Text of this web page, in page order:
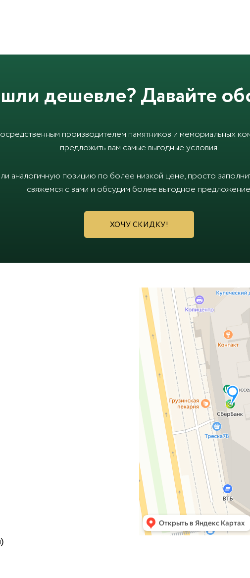
дешевле? Давайте
производителем памятников и мемориальных
предложить вам самые выгодные условия.
аналогичную позицию по более низкой цене, просто
свяжемся с вами и обсудим более выгодное
ХОЧУ СКИДКУ!